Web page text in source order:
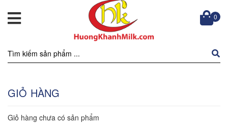
0
GIỎ HÀNG
Giỏ hàng chưa có sản phẩm